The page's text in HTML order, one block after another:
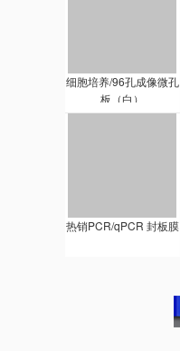
细胞培养/96孔成像微孔
板（白）
热销PCR/qPCR 封板膜